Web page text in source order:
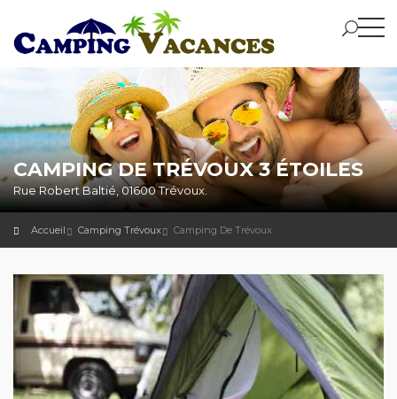
CAMPING DE TRÉVOUX 3 ÉTOILES
Rue Robert Baltié, 01600 Trévoux.
Accueil Camping Trévoux Camping De Trévoux